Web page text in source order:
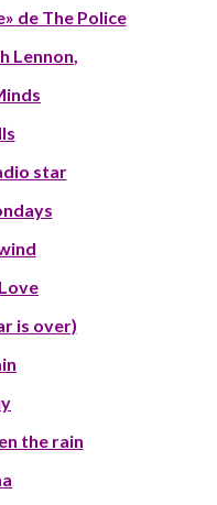
de The Police
Lennon,
star
is over)
the rain